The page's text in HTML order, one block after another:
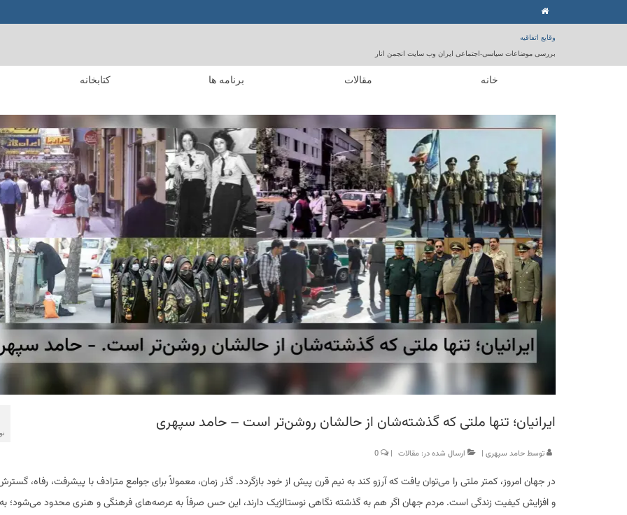
وقایع اتفاقیه
بررسی موضاعات سیاسی-اجتماعی ایران وب سایت انجمن انار
خانه مقالات برنامه ها کتابخانه
ایرانیان؛ تنها ملتی که گذشته‌شان از حالشان روشن‌تر است – حامد سپهری
توسطحامد سپهری | ارسال شده در: مقالات |
در جهان امروز، کمتر ملتی را می‌توان یافت که آرزو کند به نیم قرن پیش از خود بازگردد. گذر زمان، معمولاً برای جوامع مترادف با پیشرفت، رفاه،
و افزایش کیفیت زندگی است. مردم جهان اگر هم به گذشته نگاهی نوستالژیک دارند، این حس صرفاً به عرصه‌های فرهنگی و هنری محدود می‌شود؛ به